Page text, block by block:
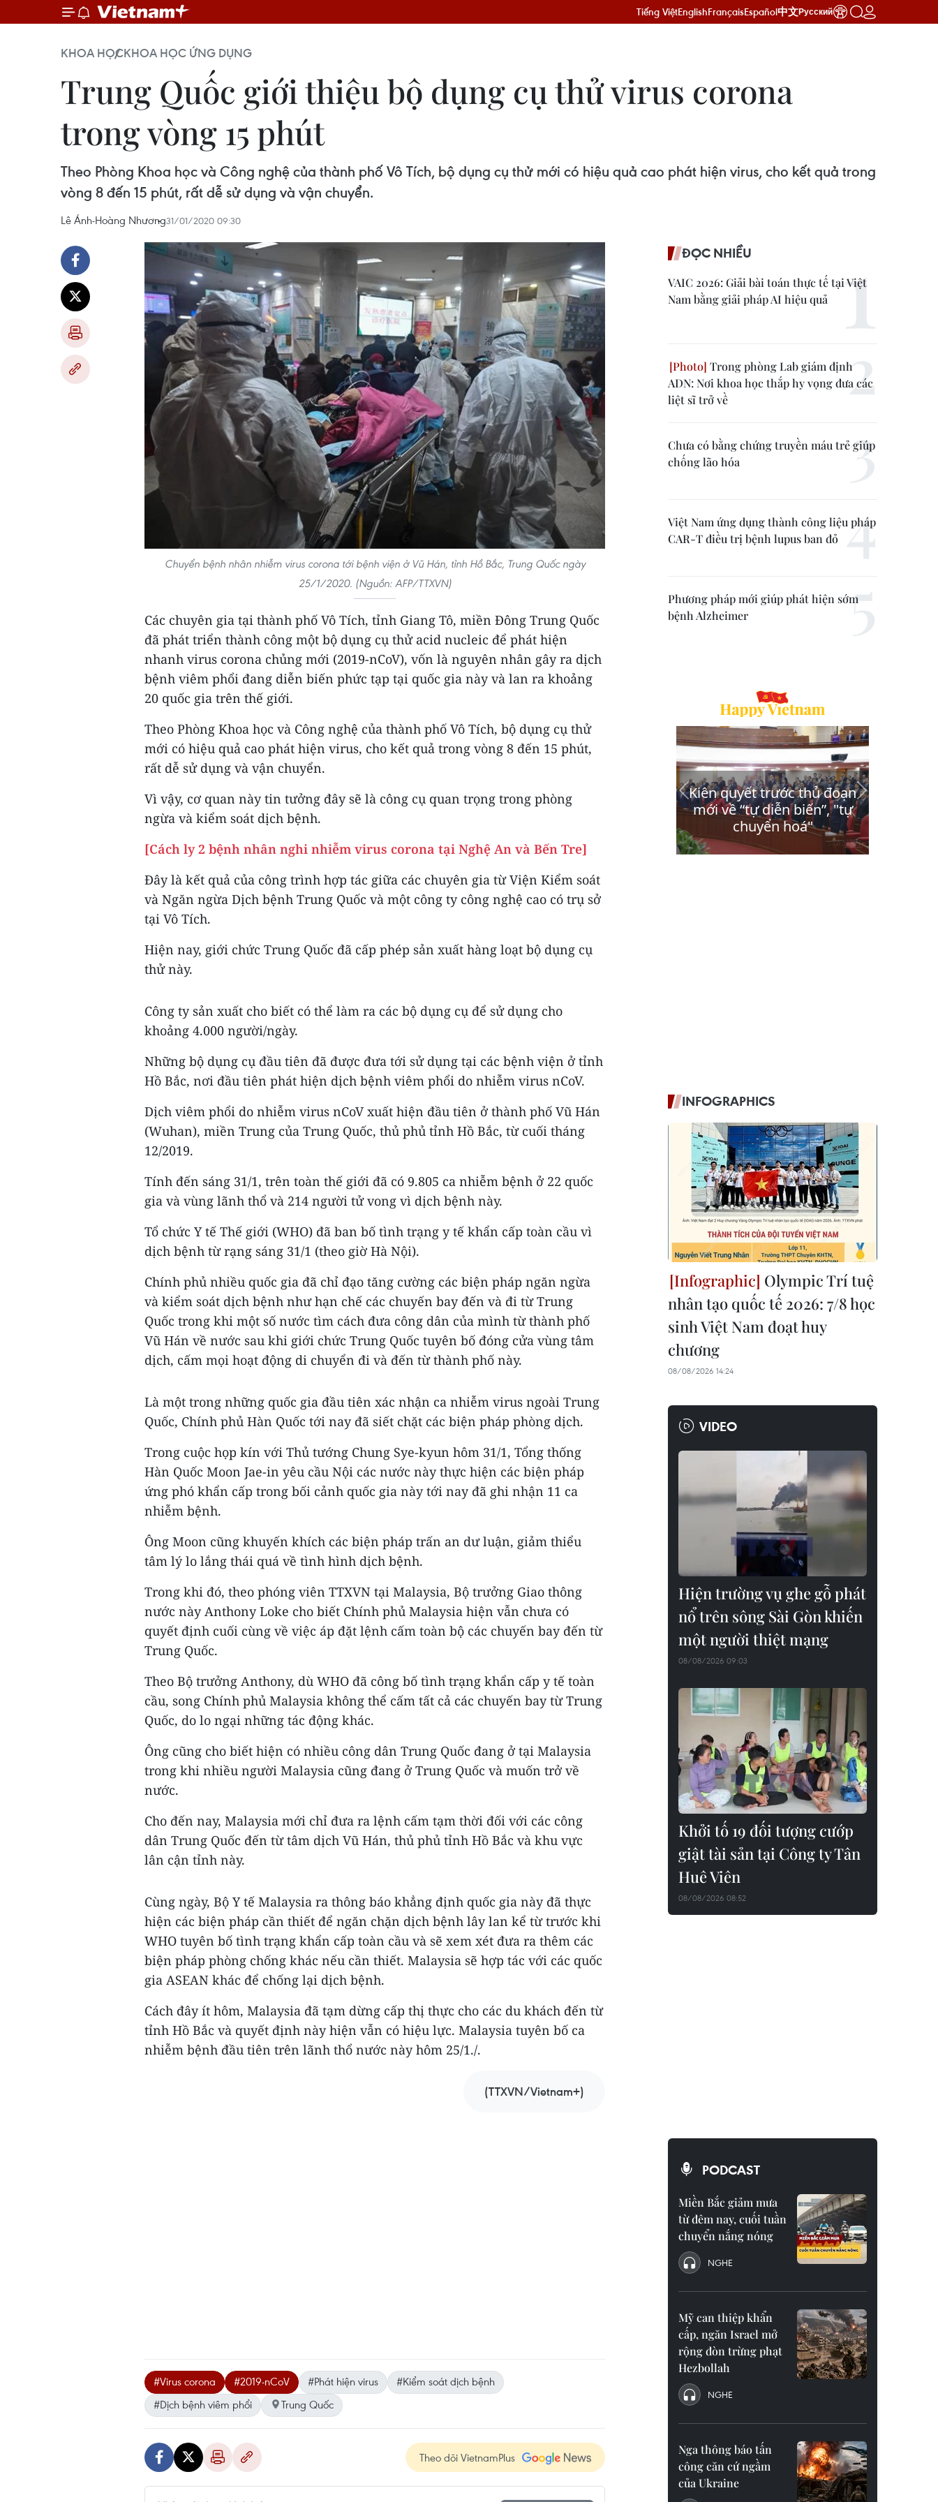
Tiếng ViệtEnglishFrançaisEspañol中文Русский
KHOA HỌCKHOA HỌC ỨNG DỤNG
Trung Quốc giới thiệu bộ dụng cụ thử virus corona
trong vòng 15 phút
Theo Phòng Khoa học và Công nghệ của thành phố Vô Tích, bộ dụng cụ thử mới có hiệu quả cao phát hiện virus, cho kết quả trong
vòng 8 đến 15 phút, rất dễ sử dụng và vận chuyển.
Lê Ánh-Hoàng Nhương31/01/2020 09:30
Chuyển bệnh nhân nhiễm virus corona tới bệnh viện ở Vũ Hán, tỉnh Hồ Bắc, Trung Quốc ngày
25/1/2020. (Nguồn: AFP/TTXVN)
Các chuyên gia tại thành phố Vô Tích, tỉnh Giang Tô, miền Đông Trung Quốc
đã phát triển thành công một bộ dụng cụ thử acid nucleic để phát hiện
nhanh virus corona chủng mới (2019-nCoV), vốn là nguyên nhân gây ra dịch
bệnh viêm phổi đang diễn biến phức tạp tại quốc gia này và lan ra khoảng
20 quốc gia trên thế giới.
Theo Phòng Khoa học và Công nghệ của thành phố Vô Tích, bộ dụng cụ thử
mới có hiệu quả cao phát hiện virus, cho kết quả trong vòng 8 đến 15 phút,
rất dễ sử dụng và vận chuyển.
Vì vậy, cơ quan này tin tưởng đây sẽ là công cụ quan trọng trong phòng
ngừa và kiểm soát dịch bệnh.
[Cách ly 2 bệnh nhân nghi nhiễm virus corona tại Nghệ An và Bến Tre]
Đây là kết quả của công trình hợp tác giữa các chuyên gia từ Viện Kiểm soát
và Ngăn ngừa Dịch bệnh Trung Quốc và một công ty công nghệ cao có trụ sở
tại Vô Tích.
Hiện nay, giới chức Trung Quốc đã cấp phép sản xuất hàng loạt bộ dụng cụ
thử này.
Công ty sản xuất cho biết có thể làm ra các bộ dụng cụ để sử dụng cho
khoảng 4.000 người/ngày.
Những bộ dụng cụ đầu tiên đã được đưa tới sử dụng tại các bệnh viện ở tỉnh
Hồ Bắc, nơi đầu tiên phát hiện dịch bệnh viêm phổi do nhiễm virus nCoV.
Dịch viêm phổi do nhiễm virus nCoV xuất hiện đầu tiên ở thành phố Vũ Hán
(Wuhan), miền Trung của Trung Quốc, thủ phủ tỉnh Hồ Bắc, từ cuối tháng
12/2019.
Tính đến sáng 31/1, trên toàn thế giới đã có 9.805 ca nhiễm bệnh ở 22 quốc
gia và vùng lãnh thổ và 214 người tử vong vì dịch bệnh này.
Tổ chức Y tế Thế giới (WHO) đã ban bố tình trạng y tế khẩn cấp toàn cầu vì
dịch bệnh từ rạng sáng 31/1 (theo giờ Hà Nội).
Chính phủ nhiều quốc gia đã chỉ đạo tăng cường các biện pháp ngăn ngừa
và kiểm soát dịch bệnh như hạn chế các chuyến bay đến và đi từ Trung
Quốc trong khi một số nước tìm cách đưa công dân của mình từ thành phố
Vũ Hán về nước sau khi giới chức Trung Quốc tuyên bố đóng cửa vùng tâm
dịch, cấm mọi hoạt động di chuyển đi và đến từ thành phố này.
Là một trong những quốc gia đầu tiên xác nhận ca nhiễm virus ngoài Trung
Quốc, Chính phủ Hàn Quốc tới nay đã siết chặt các biện pháp phòng dịch.
Trong cuộc họp kín với Thủ tướng Chung Sye-kyun hôm 31/1, Tổng thống
Hàn Quốc Moon Jae-in yêu cầu Nội các nước này thực hiện các biện pháp
ứng phó khẩn cấp trong bối cảnh quốc gia này tới nay đã ghi nhận 11 ca
nhiễm bệnh.
Ông Moon cũng khuyến khích các biện pháp trấn an dư luận, giảm thiểu
tâm lý lo lắng thái quá về tình hình dịch bệnh.
Trong khi đó, theo phóng viên TTXVN tại Malaysia, Bộ trưởng Giao thông
nước này Anthony Loke cho biết Chính phủ Malaysia hiện vẫn chưa có
quyết định cuối cùng về việc áp đặt lệnh cấm toàn bộ các chuyến bay đến từ
Trung Quốc.
Theo Bộ trưởng Anthony, dù WHO đã công bố tình trạng khẩn cấp y tế toàn
cầu, song Chính phủ Malaysia không thể cấm tất cả các chuyến bay từ Trung
Quốc, do lo ngại những tác động khác.
Ông cũng cho biết hiện có nhiều công dân Trung Quốc đang ở tại Malaysia
trong khi nhiều người Malaysia cũng đang ở Trung Quốc và muốn trở về
nước.
Cho đến nay, Malaysia mới chỉ đưa ra lệnh cấm tạm thời đối với các công
dân Trung Quốc đến từ tâm dịch Vũ Hán, thủ phủ tỉnh Hồ Bắc và khu vực
lân cận tỉnh này.
Cùng ngày, Bộ Y tế Malaysia ra thông báo khẳng định quốc gia này đã thực
hiện các biện pháp cần thiết để ngăn chặn dịch bệnh lây lan kể từ trước khi
WHO tuyên bố tình trạng khẩn cấp toàn cầu và sẽ xem xét đưa ra thêm các
biện pháp phòng chống khác nếu cần thiết. Malaysia sẽ hợp tác với các quốc
gia ASEAN khác để chống lại dịch bệnh.
Cách đây ít hôm, Malaysia đã tạm dừng cấp thị thực cho các du khách đến từ
tỉnh Hồ Bắc và quyết định này hiện vẫn có hiệu lực. Malaysia tuyên bố ca
nhiễm bệnh đầu tiên trên lãnh thổ nước này hôm 25/1./.
(TTXVN/Vietnam+)
#Virus corona #2019-nCoV #Phát hiện virus
#Kiểm soát dịch bệnh
#Dịch bệnh viêm phổi
Trung Quốc
Theo dõi VietnamPlus
ĐỌC NHIỀU
VAIC 2026: Giải bài toán thực tế tại Việt
Nam bằng giải pháp AI hiệu quả
Trong phòng Lab giám định
ADN: Nơi khoa học thắp hy vọng đưa các
liệt sĩ trở về
Chưa có bằng chứng truyền máu trẻ giúp
chống lão hóa
Việt Nam ứng dụng thành công liệu pháp
CAR-T điều trị bệnh lupus ban đỏ
Phương pháp mới giúp phát hiện sớm
bệnh Alzheimer
INFOGRAPHICS
Olympic Trí tuệ
nhân tạo quốc tế 2026: 7/8 học
sinh Việt Nam đoạt huy
chương
08/08/2026 14:24
VIDEO
Hiện trường vụ ghe gỗ phát
nổ trên sông Sài Gòn khiến
một người thiệt mạng
08/08/2026 09:03
Khởi tố 19 đối tượng cướp
giật tài sản tại Công ty Tân
Huê Viên
08/08/2026 08:52
PODCAST
Miền Bắc giảm mưa
từ đêm nay, cuối tuần
chuyển nắng nóng
NGHE
Mỹ can thiệp khẩn
cấp, ngăn Israel mở
rộng đòn trừng phạt
Hezbollah
NGHE
Nga thông báo tấn
công căn cứ ngầm
của Ukraine